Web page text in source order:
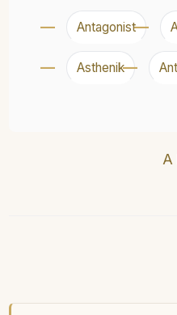
Antagonist
Asthenik
A